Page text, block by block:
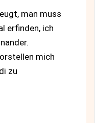
man muss
erfinden, ich
mich
zu